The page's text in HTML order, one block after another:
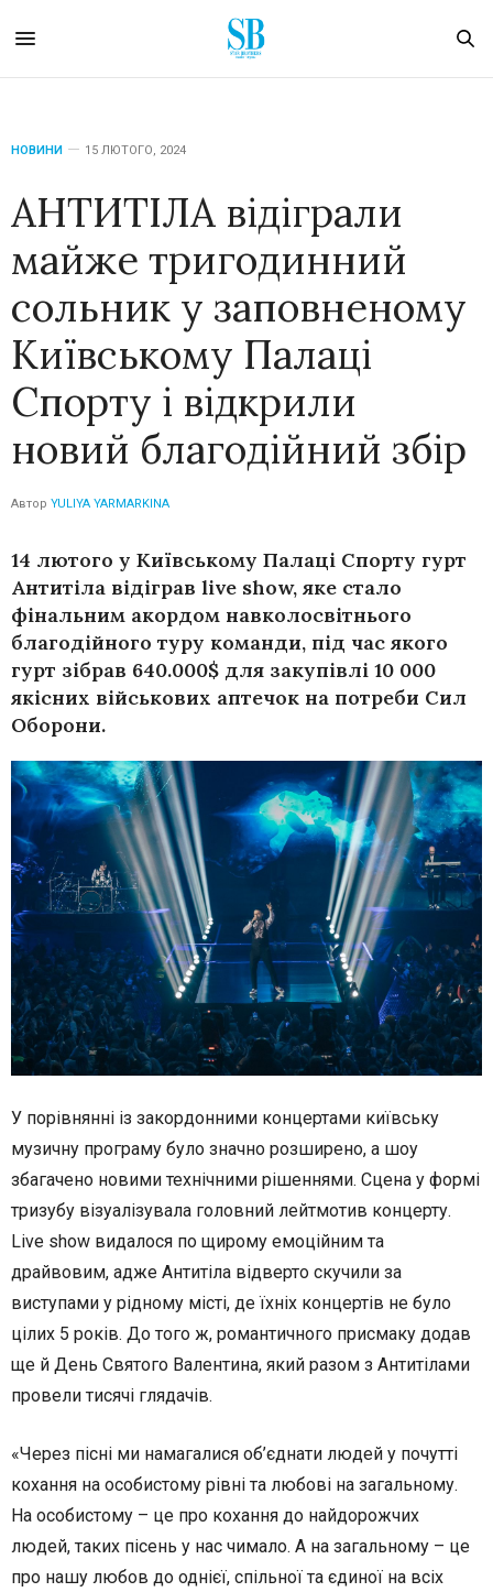
НОВИНИ 15 ЛЮТОГО, 2024
АНТИТІЛА відіграли
майже тригодинний
сольник у заповненому
Київському Палаці
Спорту і відкрили
новий благодійний збір
Автор YULIYA YARMARKINA
14 лютого у Київському Палаці Спорту гурт
Антитіла відіграв live show, яке стало
фінальним акордом навколосвітнього
благодійного туру команди, під час якого
гурт зібрав 640.000$ для закупівлі 10 000
якісних військових аптечок на потреби Сил
Оборони.
У порівнянні із закордонними концертами київську
музичну програму було значно розширено, а шоу
збагачено новими технічними рішеннями. Сцена у формі
тризубу візуалізувала головний лейтмотив концерту.
Live show видалося по щирому емоційним та
драйвовим, адже Антитіла відверто скучили за
виступами у рідному місті, де їхніх концертів не було
цілих 5 років. До того ж, романтичного присмаку додав
ще й День Святого Валентина, який разом з Антитілами
провели тисячі глядачів.
«Через пісні ми намагалися об’єднати людей у почутті
кохання на особистому рівні та любові на загальному.
На особистому – це про кохання до найдорожчих
людей, таких пісень у нас чимало. А на загальному – це
про нашу любов до однієї, спільної та єдиної на всіх